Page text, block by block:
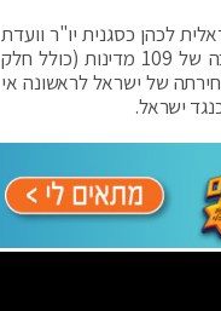
לכהן כסגנית יו"ר וועדת
המשפט, בחירתה של אודליה פיטוסי לכהן במושב בוועדת האמנה לזכויות אנשים עם מוגבלויות בתמיכה של 109 מדינות (כולל חלק
תקדים של 144 מדינות וכאמור היום – בחירתה של ישראל לראשונה אי
ישראל.